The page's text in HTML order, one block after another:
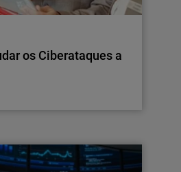
os Ciberataques a